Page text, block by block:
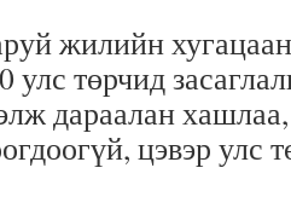
жилийн
улс төрчид
дараалан
цэвэр улс